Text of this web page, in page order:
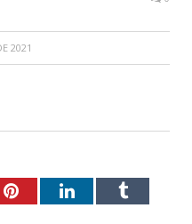
2021
PinterestLinkedInTumblr